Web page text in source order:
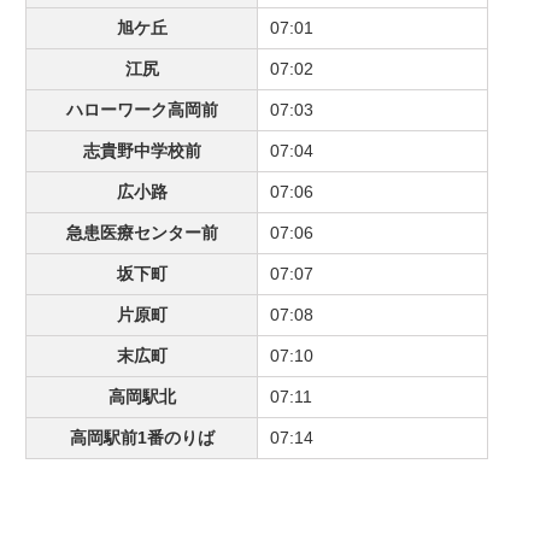
旭ケ丘 07:01
江尻 07:02
ハローワーク高岡前 07:03
志貴野中学校前 07:04
広小路 07:06
急患医療センター前 07:06
坂下町 07:07
片原町 07:08
末広町 07:10
高岡駅北 07:11
高岡駅前1番のりば 07:14